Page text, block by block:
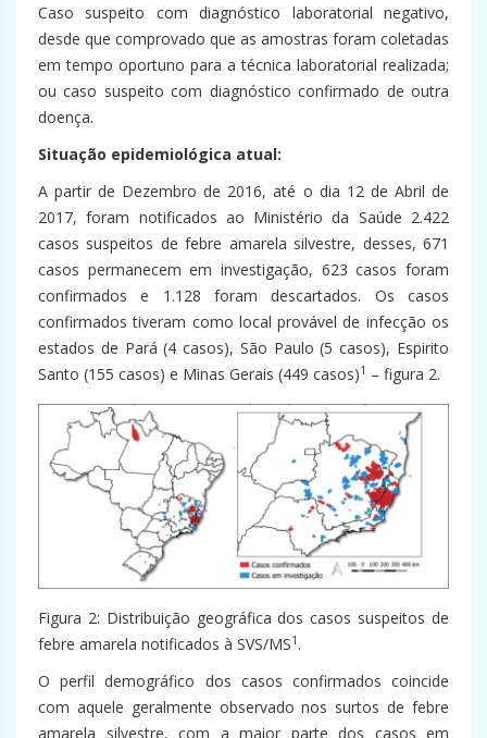
Caso suspeito com diagnóstico laboratorial negativo,
desde que comprovado que as amostras foram coletadas
em tempo oportuno para a técnica laboratorial realizada;
ou caso suspeito com diagnóstico confirmado de outra
doença.
Situação epidemiológica atual:
A partir de Dezembro de 2016, até o dia 12 de Abril de
2017, foram notificados ao Ministério da Saúde 2.422
casos suspeitos de febre amarela silvestre, desses, 671
casos permanecem em investigação, 623 casos foram
confirmados e 1.128 foram descartados. Os casos
confirmados tiveram como local provável de infecção os
estados de Pará (4 casos), São Paulo (5 casos), Espirito
Santo (155 casos) e Minas Gerais (449 casos)1 – figura 2.
Figura 2: Distribuição geográfica dos casos suspeitos de
febre amarela notificados à SVS/MS1 .
O perfil demográfico dos casos confirmados coincide
com aquele geralmente observado nos surtos de febre
amarela silvestre, com a maior parte dos casos em